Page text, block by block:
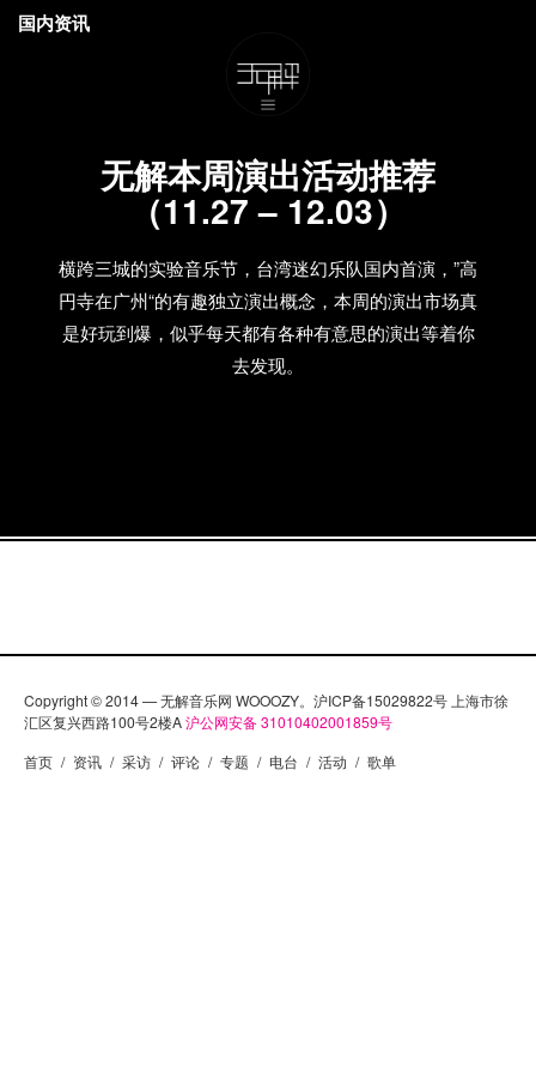
无解本周演出活动推荐
（11.27 – 12.03）
横跨三城的实验音乐节，台湾迷幻乐队国内首演，”高
円寺在广州“的有趣独立演出概念，本周的演出市场真
是好玩到爆，似乎每天都有各种有意思的演出等着你
去发现。
国内资讯
Copyright © 2014 — 无解音乐网 WOOOZY。沪ICP备15029822号 上海市徐
汇区复兴西路100号2楼A沪公网安备 31010402001859号
首页 / 资讯 / 采访 / 评论 / 专题 / 电台 / 活动 / 歌单